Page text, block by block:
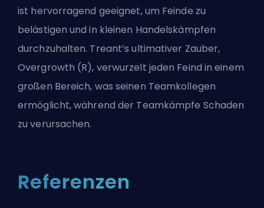
ist hervorragend geeignet, um Feinde zu
belästigen und in kleinen Handelskämpfen
durchzuhalten. Treant’s ultimativer Zauber,
Overgrowth (R), verwurzelt jeden Feind in einem
großen Bereich, was seinen Teamkollegen
ermöglicht, während der Teamkämpfe Schaden
zu verursachen.
Referenzen